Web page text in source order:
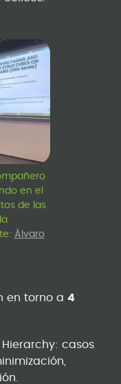
en el
de las
Álvaro
en torno a4
casos